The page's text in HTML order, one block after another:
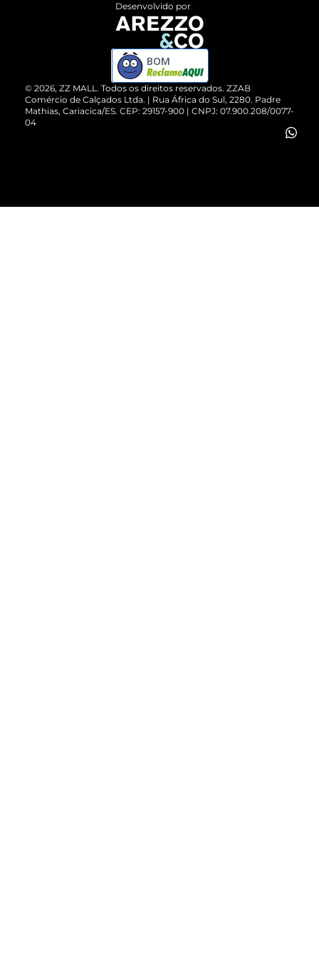
ZZ MALL é confiável
Cartão Presente
Vendas Corporativas
Devolução do Produto
Compre pelo WhatsApp
© 2026, ZZ MALL. Todos os direitos reservados. ZZAB
Comércio de Calçados Ltda. | Rua África do Sul, 2280. Padre
Mathias, Cariacica/ES. CEP: 29157-900 | CNPJ: 07.900.208/0077-
04
Desenvolvido por
BOM